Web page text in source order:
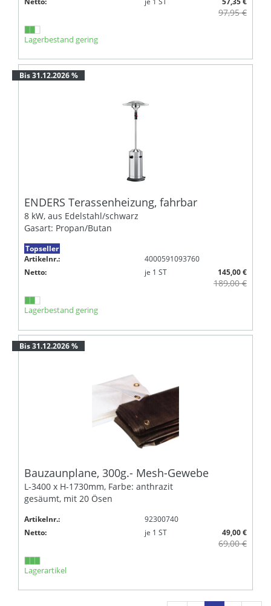
97,95 €
Lagerbestand gering
Bis 31.12.2026 %
ENDERS Terassenheizung, fahrbar
8 kW, aus Edelstahl/schwarz
Gasart: Propan/Butan
Topseller
Artikelnr.:
4000591093760
Netto:
je 1 ST 145,00 €
189,00 €
Lagerbestand gering
Bis 31.12.2026 %
Bauzaunplane, 300g.- Mesh-Gewebe
L-3400 x H-1730mm, Farbe: anthrazit
gesäumt, mit 20 Ösen
Artikelnr.:
92300740
Netto:
je 1 ST 49,00 €
69,00 €
Lagerartikel